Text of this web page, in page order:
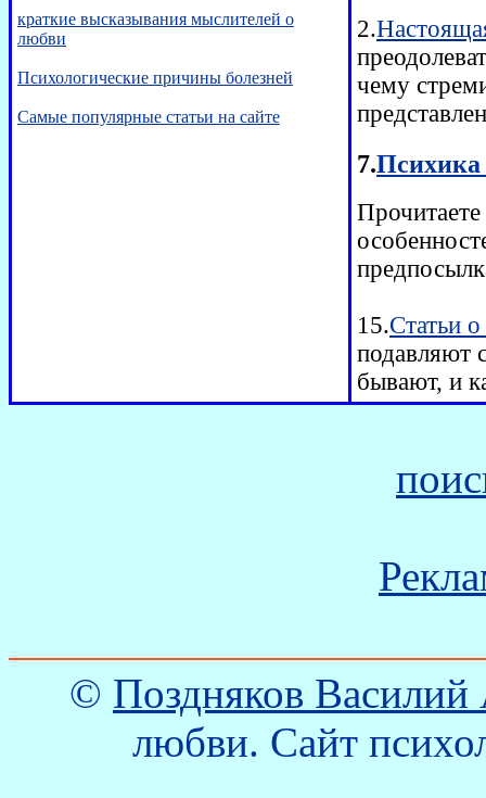
краткие высказывания мыслителей о
любви
Психологические причины болезней
Самые популярные статьи на сайте
2.
чему
7.Психика
15.Статьи
подавляют
бывают, и
© Поздняков Василий
любви. Сайт